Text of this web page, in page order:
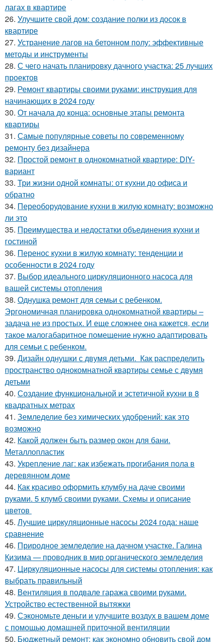
лагах в квартире
26. Улучшите свой дом: создание полки из досок в
квартире
27. Устранение лагов на бетонном полу: эффективные
методы и инструменты
28. С чего начать планировку дачного участка: 25 лучших
проектов
29. Ремонт квартиры своими руками: инструкция для
начинающих в 2024 году
30. От начала до конца: основные этапы ремонта
квартиры
31. Самые популярные советы по современному
ремонту без дизайнера
32. Простой ремонт в однокомнатной квартире: DIY-
вариант
33. Три жизни одной комнаты: от кухни до офиса и
обратно
34. Переоборудование кухни в жилую комнату: возможно
ли это
35. Преимущества и недостатки объединения кухни и
гостиной
36. Перенос кухни в жилую комнату: тенденции и
особенности в 2024 году
37. Выбор идеального циркуляционного насоса для
вашей системы отопления
38. Однушка ремонт для семьи с ребенком.
Эргономичная планировка однокомнатной квартиры –
задача не из простых. И еще сложнее она кажется, если
такое малогабаритное помещение нужно адаптировать
для семьи с ребенком.
39. Дизайн однушки с двумя детьми. Как распределить
пространство однокомнатной квартиры семье с двумя
детьми
40. Создание функциональной и эстетичной кухни в 8
квадратных метрах
41. Земледелие без химических удобрений: как это
возможно
42. Какой должен быть размер окон для бани.
Металлопластик
43. Укрепление лаг: как избежать прогибания пола в
деревянном доме
44. Как красиво оформить клумбу на даче своими
руками. 5 клумб своими руками. Схемы и описание
цветов
45. Лучшие циркуляционные насосы 2024 года: наше
сравнение
46. Природное земледелие на дачном участке. Галина
Кизима — проводник в мир органического земледелия
47. Циркуляционные насосы для системы отопления: как
выбрать правильный
48. Вентиляция в подвале гаража своими руками.
Устройство естественной вытяжки
49. Сэкономьте деньги и улучшите воздух в вашем доме
с помощью домашней приточной вентиляции
50. Бюджетный ремонт: как экономно обновить свой дом